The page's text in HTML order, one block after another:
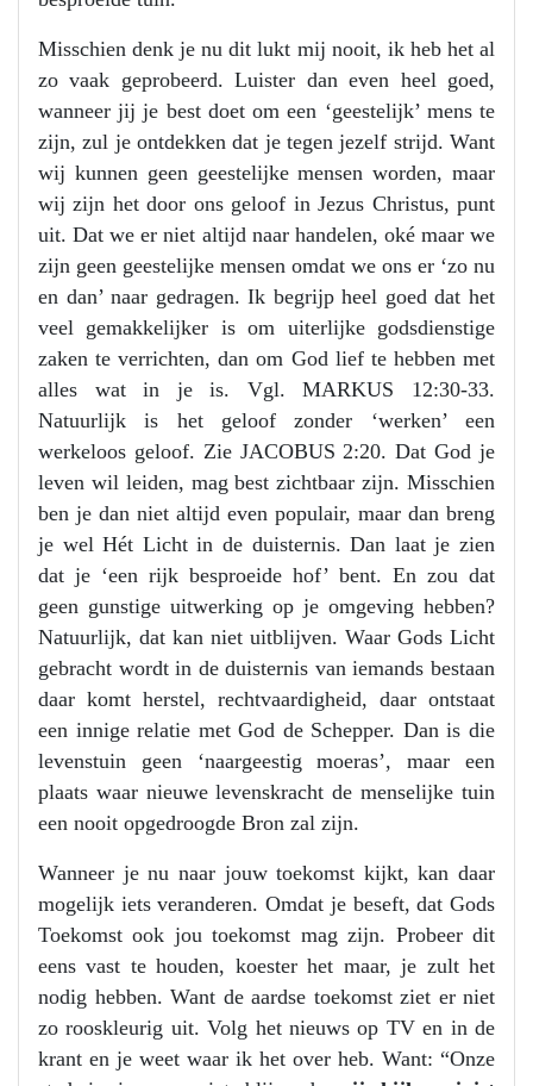
Misschien denk je nu dit lukt mij nooit, ik heb het al
zo vaak geprobeerd. Luister dan even heel goed,
wanneer jij je best doet om een ‘geestelijk’ mens te
zijn, zul je ontdekken dat je tegen jezelf strijd. Want
wij kunnen geen geestelijke mensen worden, maar
wij zijn het door ons geloof in Jezus Christus, punt
uit. Dat we er niet altijd naar handelen, oké maar we
zijn geen geestelijke mensen omdat we ons er ‘zo nu
en dan’ naar gedragen. Ik begrijp heel goed dat het
veel gemakkelijker is om uiterlijke godsdienstige
zaken te verrichten, dan om God lief te hebben met
alles wat in je is. Vgl. MARKUS 12:30-33.
Natuurlijk is het geloof zonder ‘werken’ een
werkeloos geloof. Zie JACOBUS 2:20. Dat God je
leven wil leiden, mag best zichtbaar zijn. Misschien
ben je dan niet altijd even populair, maar dan breng
je wel Hét Licht in de duisternis. Dan laat je zien
dat je ‘een rijk besproeide hof’ bent. En zou dat
geen gunstige uitwerking op je omgeving hebben?
Natuurlijk, dat kan niet uitblijven. Waar Gods Licht
gebracht wordt in de duisternis van iemands bestaan
daar komt herstel, rechtvaardigheid, daar ontstaat
een innige relatie met God de Schepper. Dan is die
levenstuin geen ‘naargeestig moeras’, maar een
plaats waar nieuwe levenskracht de menselijke tuin
een nooit opgedroogde Bron zal zijn.
Wanneer je nu naar jouw toekomst kijkt, kan daar
mogelijk iets veranderen. Omdat je beseft, dat Gods
Toekomst ook jou toekomst mag zijn. Probeer dit
eens vast te houden, koester het maar, je zult het
nodig hebben. Want de aardse toekomst ziet er niet
zo rooskleurig uit. Volg het nieuws op TV en in de
krant en je weet waar ik het over heb. Want: “Onze